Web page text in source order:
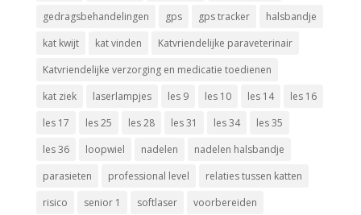
gedragsbehandelingen
gps gps tracker
halsbandje
kat kwijt
kat vinden
Katvriendelijke paraveterinair
Katvriendelijke verzorging en medicatie toedienen
kat ziek
laserlampjes les 9 les 10 les 14
les 16
les 17
les 25 les 28 les 31 les 34
les 35
les 36
loopwiel nadelen
nadelen halsbandje
parasieten
professional level
relaties tussen katten
risico
senior 1 softlaser
voorbereiden